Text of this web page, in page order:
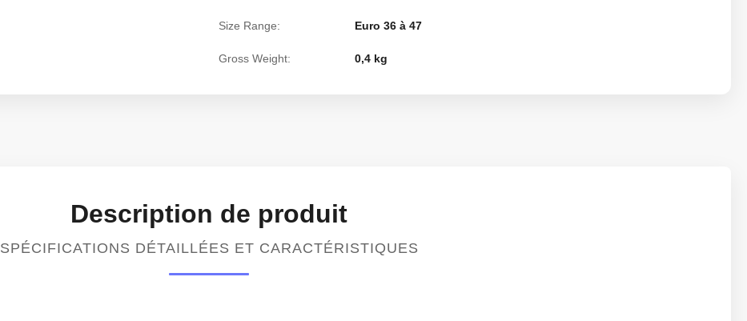
Size Range: Euro 36 à 47
Gross Weight: 0,4 kg
Description de produit
SPÉCIFICATIONS DÉTAILLÉES ET CARACTÉRISTIQUES